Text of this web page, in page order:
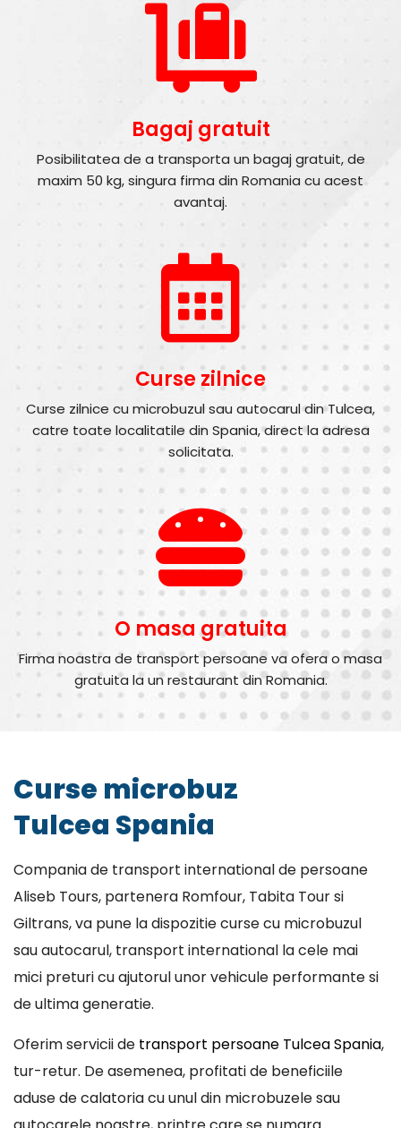
Bagaj gratuit
Posibilitatea de a transporta un bagaj gratuit, de
maxim 50 kg, singura firma din Romania cu acest
avantaj.
Curse zilnice
Curse zilnice cu microbuzul sau autocarul din Tulcea,
catre toate localitatile din Spania, direct la adresa
solicitata.
O masa gratuita
Firma noastra de transport persoane va ofera o masa
gratuita la un restaurant din Romania.
Curse microbuz
Tulcea Spania
Compania de transport international de persoane
Aliseb Tours, partenera Romfour, Tabita Tour si
Giltrans, va pune la dispozitie curse cu microbuzul
sau autocarul, transport international la cele mai
mici preturi cu ajutorul unor vehicule performante si
de ultima generatie.
Oferim servicii de transport persoane Tulcea Spania,
tur-retur. De asemenea, profitati de beneficiile
aduse de calatoria cu unul din microbuzele sau